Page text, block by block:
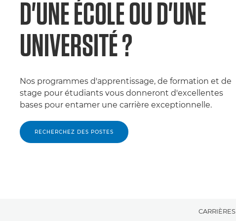
D'UNE ÉCOLE OU D'UNE
UNIVERSITÉ ?
Nos programmes d'apprentissage, de formation et de
stage pour étudiants vous donneront d'excellentes
bases pour entamer une carrière exceptionnelle.
RECHERCHEZ DES POSTES
CARRIÈRES